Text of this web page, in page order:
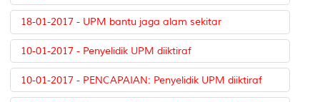
18-01-2017 - UPM bantu jaga alam sekitar
10-01-2017 - Penyelidik UPM diiktiraf
10-01-2017 - PENCAPAIAN: Penyelidik UPM diiktiraf